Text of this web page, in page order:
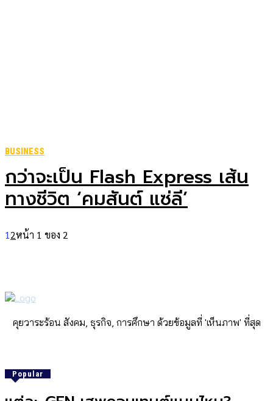
BUSINESS
กว่าจะเป็น Flash Express เส้น
ทางชีวิต ‘คมสันต์ แซ่ลี’
12หน้า 1 ของ 2
คุยวาระร้อน สังคม, ธุรกิจ, การศึกษา ด้วยข้อมูลที่ 'เห็นภาพ' ที่สุด
Popular